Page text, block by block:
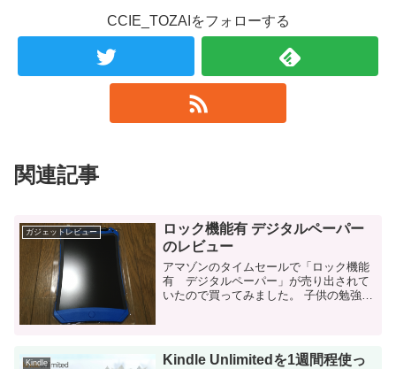
CCIE_TOZAIをフォローする
関連記事
ガジェットレビュー
ロック機能有 デジタルペーパー
のレビュー
アマゾンのタイムセールで「ロック機能
有 デジタルペーパー」が売り出されて
いたので買ってみました。 子供の勉強用
Kindle
Kindle Unlimitedを1週間程使っ